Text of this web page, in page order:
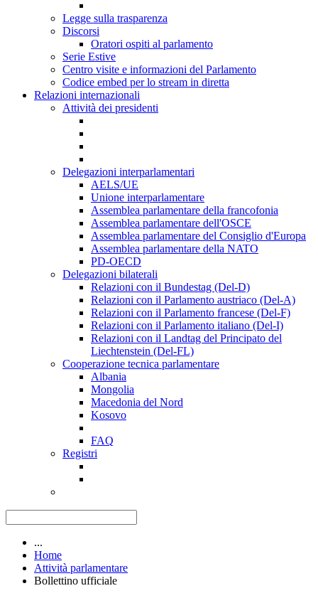
Legge sulla trasparenza
Discorsi
Oratori ospiti al parlamento
Serie Estive
Centro visite e informazioni del Parlamento
Codice embed per lo stream in diretta
Relazioni internazionali
Attività dei presidenti
Delegazioni interparlamentari
AELS/UE
Unione interparlamentare
Assemblea parlamentare della francofonia
Assemblea parlamentare dell'OSCE
Assemblea parlamentare del Consiglio d'Europa
Assemblea parlamentare della NATO
PD-OECD
Delegazioni bilaterali
Relazioni con il Bundestag (Del-D)
Relazioni con il Parlamento austriaco (Del-A)
Relazioni con il Parlamento francese (Del-F)
Relazioni con il Parlamento italiano (Del-I)
Relazioni con il Landtag del Principato del
Liechtenstein (Del-FL)
Cooperazione tecnica parlamentare
Albania
Mongolia
Macedonia del Nord
Kosovo
FAQ
Registri
...
Home
Attività parlamentare
Bollettino ufficiale